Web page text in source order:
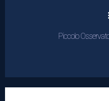
Piccolo